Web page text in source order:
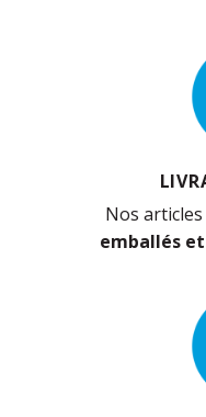
Nos
emballés